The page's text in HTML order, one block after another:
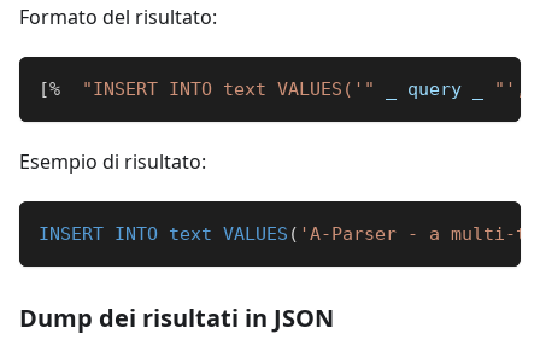
Formato del risultato:
[% "INSERT INTO text VALUES('" query "',
Esempio di risultato:
INSERT INTO text VALUES ( 'A-Parser - a multi-
Dump dei risultati in JSON